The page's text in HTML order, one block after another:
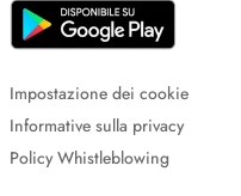
Impostazione dei cookie
Informative sulla privacy
Policy Whistleblowing